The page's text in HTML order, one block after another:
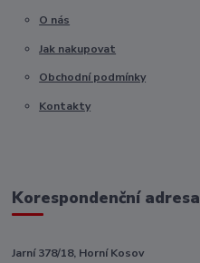
O nás
Jak nakupovat
Obchodní podmínky
Kontakty
Korespondenční adresa
Jarní 378/18, Horní Kosov